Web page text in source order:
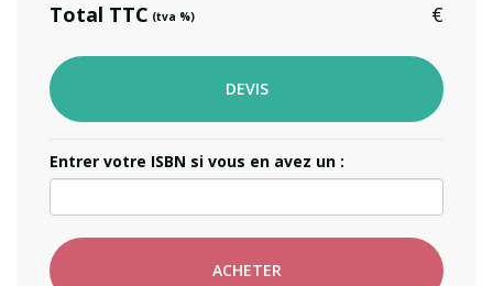
Total TTC (tva )
DEVIS
Entrer votre ISBN si vous en avez un :
ACHETER